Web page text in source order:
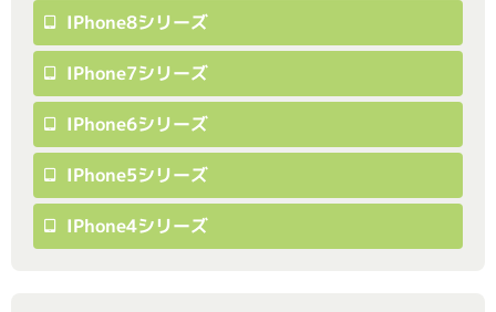
IPhone8シリーズ
IPhone7シリーズ
IPhone6シリーズ
IPhone5シリーズ
IPhone4シリーズ